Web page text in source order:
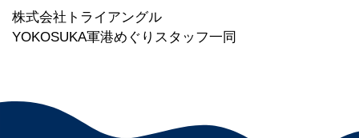
株式会社トライアングル
YOKOSUKA軍港めぐりスタッフ一同